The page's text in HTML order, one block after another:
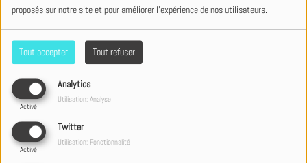
proposés sur notre site et pour améliorer l'expérience de nos utilisateurs.
Tout accepter Tout refuser
Analytics
Activé
Utilisation: Analyse
Twitter
Activé
Utilisation: Fonctionnalité
Erica Campbell - Positive